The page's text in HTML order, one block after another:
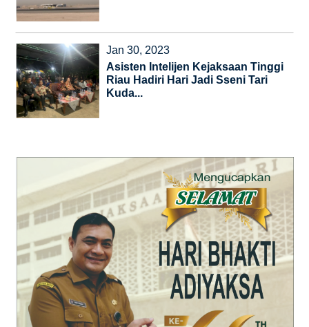
Jan 30, 2023
Asisten Intelijen Kejaksaan Tinggi
Riau Hadiri Hari Jadi Sseni Tari
Kuda...